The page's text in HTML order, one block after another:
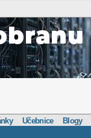
Učebnice Blogy